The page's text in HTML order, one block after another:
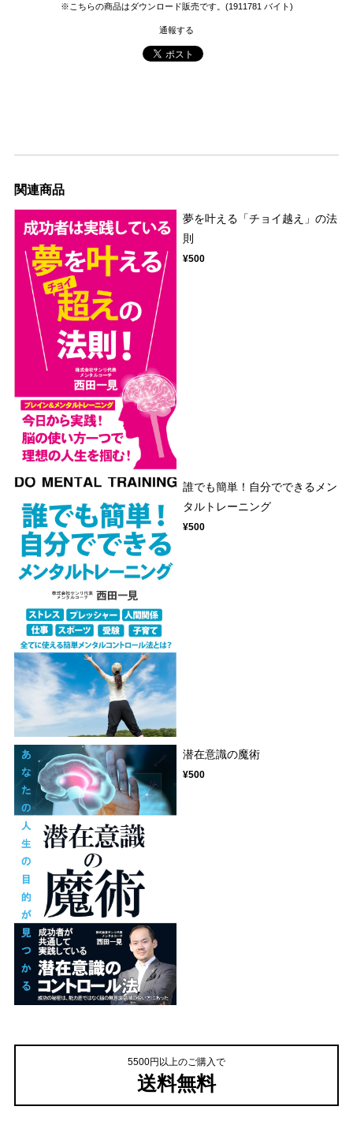
※こちらの商品はダウンロード販売です。(1911781 バイト)
通報する
関連商品
夢を叶える「チョイ越え」の法
則
¥500
誰でも簡単！自分でできるメン
タルトレーニング
¥500
潜在意識の魔術
¥500
5500円以上のご購入で
送料無料